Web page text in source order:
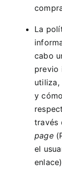
La
cabo
previo
utiliza,
y
través
page
el